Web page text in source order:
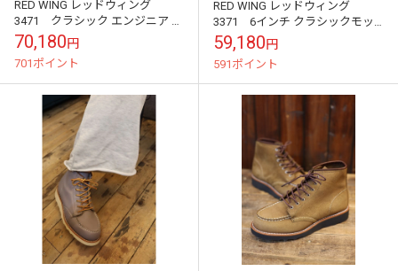
RED WING レッドウィング
3471 クラシック エンジニア レ
ディースブーツ
70,180円
701ポイント
RED WING レッドウィング
3371 6インチ クラシックモッ
ク レディース
59,180円
591ポイント